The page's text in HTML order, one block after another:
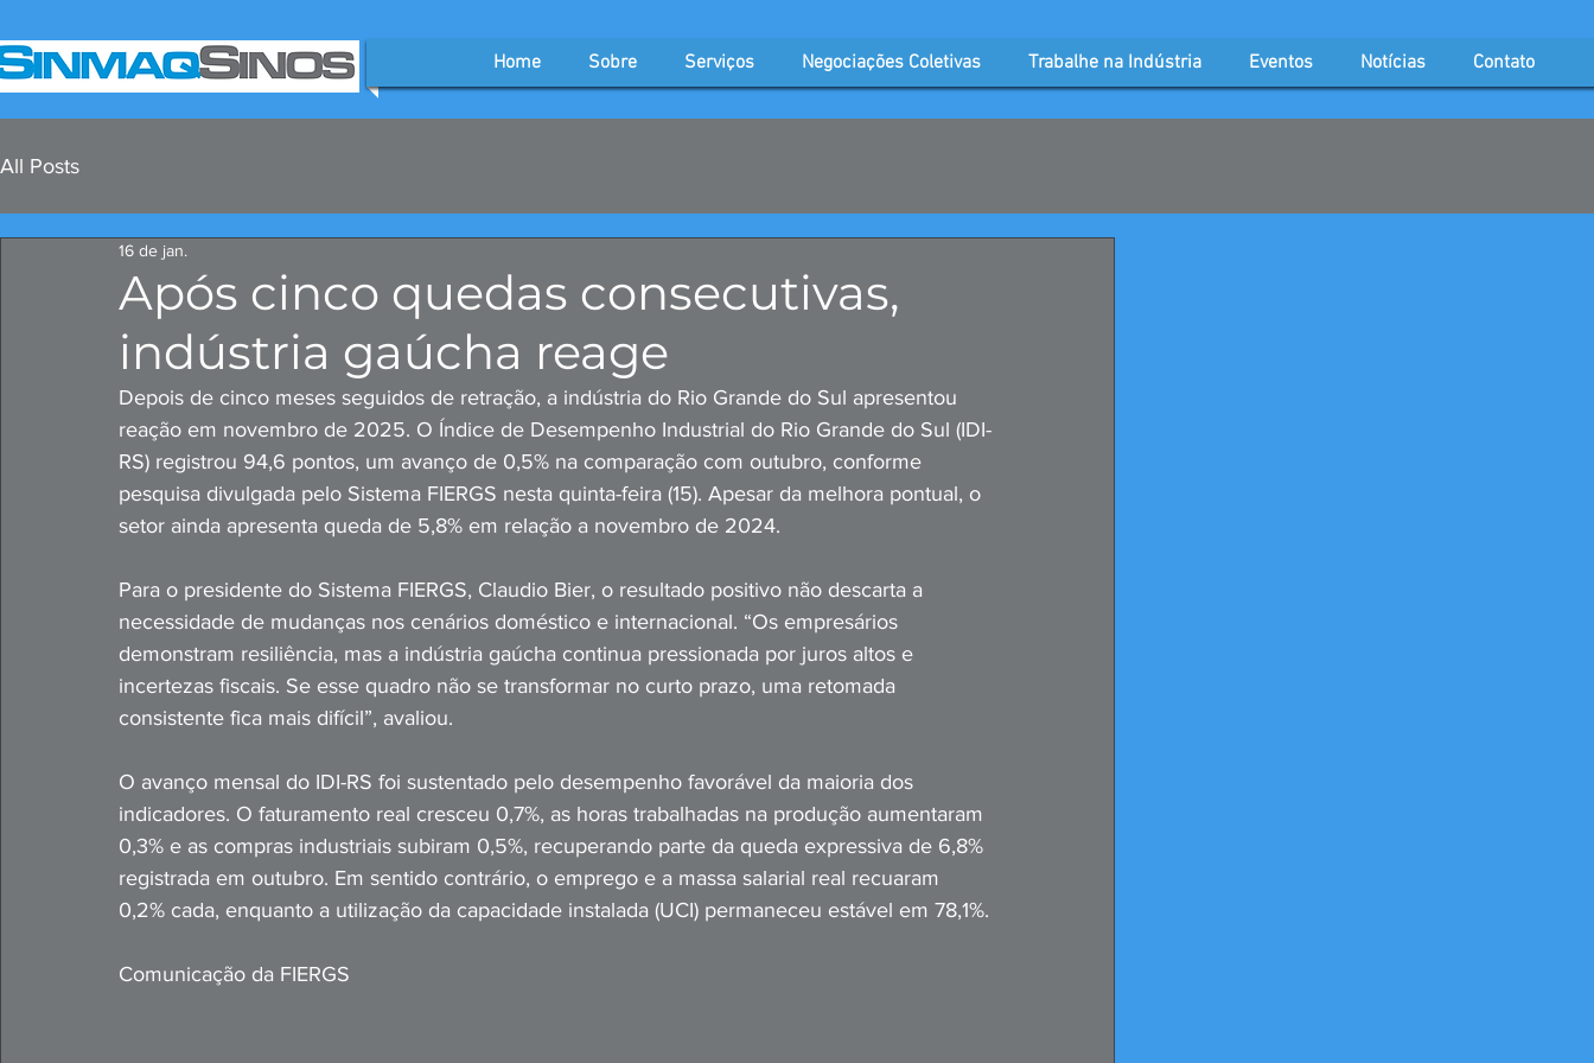
Home Sobre Serviços Negociações Coletivas Trabalhe na Indústria Eventos Notícias Contato
All Posts
Após cinco quedas consecutivas,
indústria gaúcha reage
16 de jan.
Depois de cinco meses seguidos de retração, a indústria do Rio Grande do Sul apresentou
reação em novembro de 2025. O Índice de Desempenho Industrial do Rio Grande do Sul (IDI-
RS) registrou 94,6 pontos, um avanço de 0,5% na comparação com outubro, conforme
pesquisa divulgada pelo Sistema FIERGS nesta quinta-feira (15). Apesar da melhora pontual, o
setor ainda apresenta queda de 5,8% em relação a novembro de 2024.
Para o presidente do Sistema FIERGS, Claudio Bier, o resultado positivo não descarta a
necessidade de mudanças nos cenários doméstico e internacional. “Os empresários
demonstram resiliência, mas a indústria gaúcha continua pressionada por juros altos e
incertezas fiscais. Se esse quadro não se transformar no curto prazo, uma retomada
consistente fica mais difícil”, avaliou.
O avanço mensal do IDI-RS foi sustentado pelo desempenho favorável da maioria dos
indicadores. O faturamento real cresceu 0,7%, as horas trabalhadas na produção aumentaram
0,3% e as compras industriais subiram 0,5%, recuperando parte da queda expressiva de 6,8%
registrada em outubro. Em sentido contrário, o emprego e a massa salarial real recuaram
0,2% cada, enquanto a utilização da capacidade instalada (UCI) permaneceu estável em 78,1%.
Comunicação da FIERGS